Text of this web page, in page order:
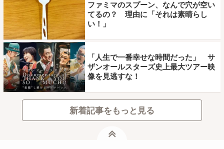
ファミマのスプーン、なんで穴が空い
てるの？ 理由に「それは素晴らし
い！」
「人生で一番幸せな時間だった」 サ
ザンオールスターズ史上最大ツアー映
像を見逃すな！
新着記事をもっと見る